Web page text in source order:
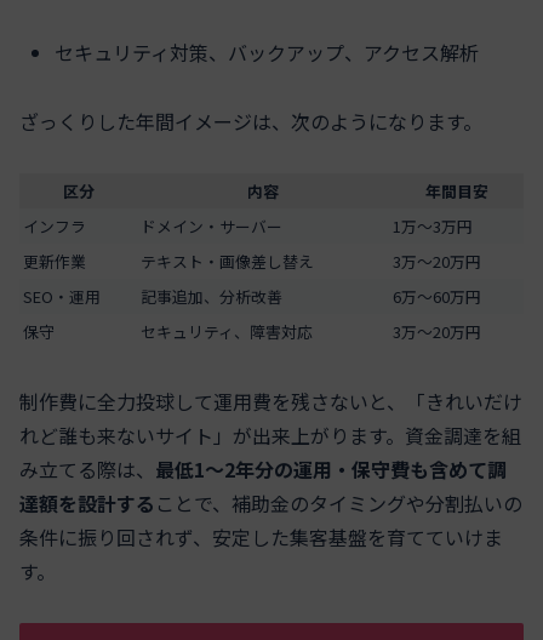
セキュリティ対策、バックアップ、アクセス解析
ざっくりした年間イメージは、次のようになります。
区分 内容
年間目安
インフラ
ドメイン・サーバー
1万〜3万円
更新作業
テキスト・画像差し替え
3万〜20万円
SEO・運用
記事追加、分析改善
6万〜60万円
保守
セキュリティ、障害対応 3万〜20万円
制作費に全力投球して運用費を残さないと、「きれいだけ
れど誰も来ないサイト」が出来上がります。資金調達を組
み立てる際は、 最低1〜2年分の運用・保守費も含めて調
達額を設計する ことで、補助金のタイミングや分割払いの
条件に振り回されず、安定した集客基盤を育てていけま
す。